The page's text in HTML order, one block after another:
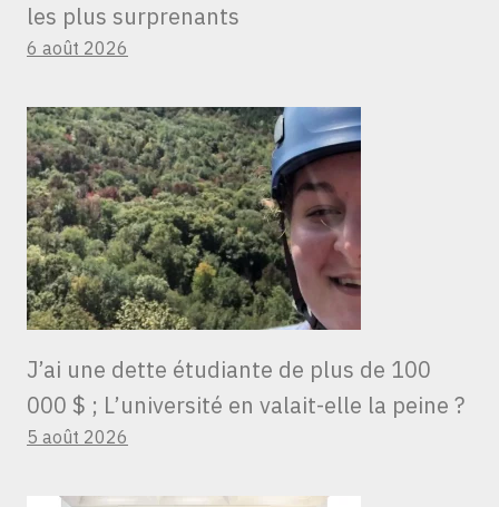
les plus surprenants
6 août 2026
J’ai une dette étudiante de plus de 100
000 $ ; L’université en valait-elle la peine ?
5 août 2026